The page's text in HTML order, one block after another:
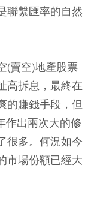
聯繫匯率的自然
(賣空)地產股票
高拆息，最終在
的賺錢手段，但
作出兩次大的修
很多。何況如今
市場份額已經大